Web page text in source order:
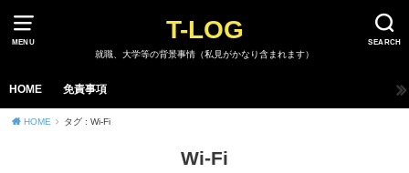
MENU SEARCH
T-LOG
就職、大学等の背景事情（私見がかなり含まれます）
HOME 免責事項
HOME タグ : Wi-Fi
Wi-Fi